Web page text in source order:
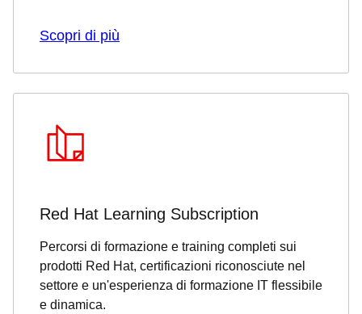
Scopri di più
Red Hat Learning Subscription
Percorsi di formazione e training completi sui
prodotti Red Hat, certificazioni riconosciute nel
settore e un'esperienza di formazione IT flessibile
e dinamica.